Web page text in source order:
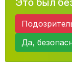
Это был
Да,